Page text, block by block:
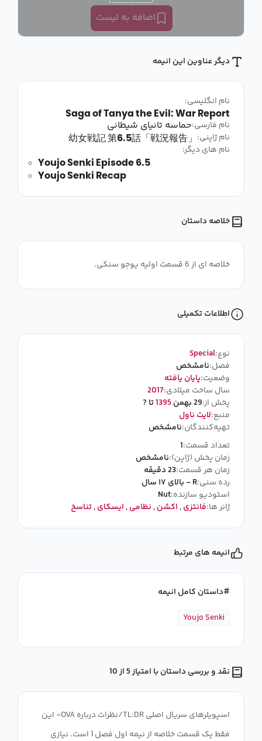
اضافه به لیست
دیگر عناوین این انیمه
نام انگلیسی:
Saga of Tanya the Evil: War Report
نام فارسی:حماسه تانیای شیطانی
نام ژاپنی: 幼女戦記 第6.5話「戦況報告」
نام های دیگر:
Youjo Senki Episode 6.5
Youjo Senki Recap
خلاصه داستان
خلاصه ای از 6 قسمت اولیه یوجو سنکی.
اطلاعات تکمیلی
نوع:Special
فصل:نامشخص
وضعیت:پایان یافته
سال ساخت میلادی:2017
پخش از:29 بهمن 1395تا ?
منبع:لایت ناول
تهیه‌کنندگان:نامشخص
تعداد قسمت:1
زمان پخش (ژاپن):نامشخص
زمان هر قسمت:23 دقیقه
رده سنی:R - بالای ۱۷ سال
استودیو سازنده:Nut
ژانر ها:فانتزی,اکشن,نظامی,ایسکای,تناسخ
انیمه های مرتبط
داستان کامل انیمه
Youjo Senki
نقد و بررسی داستان با امتیاز 5 از 10
اسپویلرهای سریال اصلی TL:DR/نظرات درباره OVA- این
فقط یک قسمت خلاصه از نیمه اول فصل 1 است. نیازی